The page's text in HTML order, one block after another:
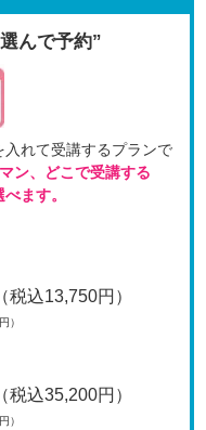
んで予約”
れて受講するプランで
ン、
どこで受講する
ます。
（税込13,750円）
）
（税込35,200円）
）